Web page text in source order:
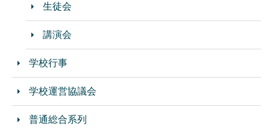
生徒会
講演会
学校行事
学校運営協議会
普通総合系列